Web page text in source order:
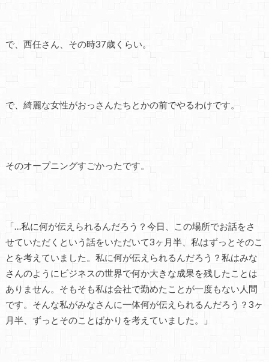
で、西任さん、その時37歳くらい。
で、綺麗な女性がおっさんたちとかの前でやるわけです。
そのオープニングすごかったです。
「…私に何が伝えられるんだろう？今日、この場所でお話をさ
せていただくという話をいただいて3ヶ月半、私はずっとそのこ
とを考えていました。私に何が伝えられるんだろう？私はみな
さんのようにビジネスの世界で何か大きな成果を残したことは
ありません。そもそも私は会社で勤めたことが一度もない人間
です。そんな私がみなさんに一体何が伝えられるんだろう？3ヶ
月半、ずっとそのことばかりを考えていました。」